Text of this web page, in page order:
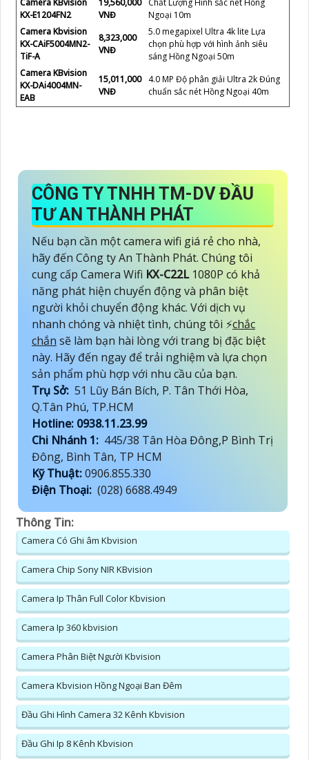
KX-E1204FN2
VNĐ
Ngoại 10m
Camera Kbvision
KX-CAiF5004MN2-
TiF-A
8,323,000
VNĐ
5.0 megapixel Ultra 4k lite Lựa
chọn phù hợp với hình ảnh siêu
sáng Hồng Ngoại 50m
Camera KBvision
KX-DAi4004MN-
EAB
15,011,000
VNĐ
4.0 MP Độ phân giải Ultra 2k Đúng
chuẩn sắc nét Hồng Ngoại 40m
CÔNG TY TNHH TM-DV ĐẦU
TƯ AN THÀNH PHÁT
Nếu bạn cần một camera wifi giá rẻ cho nhà,
hãy đến Công ty An Thành Phát. Chúng tôi
cung cấp Camera Wifi KX-C22L 1080P có khả
năng phát hiện chuyển động và phân biệt
người khỏi chuyển động khác. Với dịch vụ
nhanh chóng và nhiệt tình, chúng tôi ️⚡chắc
chắn sẽ làm bạn hài lòng với trang bị đặc biệt
này. Hãy đến ngay để trải nghiệm và lựa chọn
sản phẩm phù hợp với nhu cầu của bạn.
Trụ Sở: 51 Lũy Bán Bích, P. Tân Thới Hòa,
Q.Tân Phú, TP.HCM
Hotline: 0938.11.23.99
Chi Nhánh 1: 445/38 Tân Hòa Đông,P Bình Trị
Đông, Bình Tân, TP HCM
Kỹ Thuật:0906.855.330
Điện Thoại: (028) 6688.4949
Thông Tin:
Camera Có Ghi âm Kbvision
Camera Chip Sony NIR KBvision
Camera Ip Thân Full Color Kbvision
Camera Ip 360 kbvision
Camera Phân Biệt Người Kbvision
Camera Kbvision Hồng Ngoại Ban Đêm
Đầu Ghi Hình Camera 32 Kênh Kbvision
Đầu Ghi Ip 8 Kênh Kbvision